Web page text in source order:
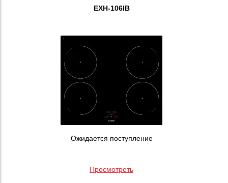
EXH-106IB
Ожидается поступление
Просмотреть